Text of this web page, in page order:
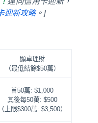
迎新攻略。]
顯卓理財
（最低結餘$50萬）
首50萬: $1,000
其後每50萬: $500
（上限$300萬: $3,500）